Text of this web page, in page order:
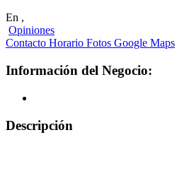
En ,
Opiniones
Contacto Horario Fotos Google Maps
Información del Negocio:
Descripción